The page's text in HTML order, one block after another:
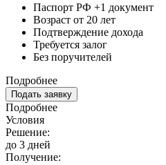
Паспорт РФ +1 документ
Возраст от 20 лет
Подтверждение дохода
Требуется залог
Без поручителей
Подробнее
Подать заявку
Подробнее
Условия
Решение:
до 3 дней
Получение: